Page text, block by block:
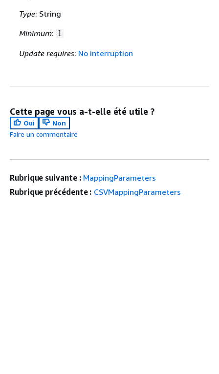
Type: String
Minimum: 1
Update requires: No interruption
Cette page vous a-t-elle été utile ?
Oui
Non
Faire un commentaire
Rubrique suivante : MappingParameters
Rubrique précédente : CSVMappingParameters